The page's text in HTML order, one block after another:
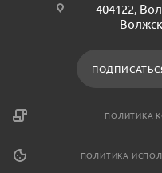
404122,
ПОЛИТИКА
ПОЛИТИКА